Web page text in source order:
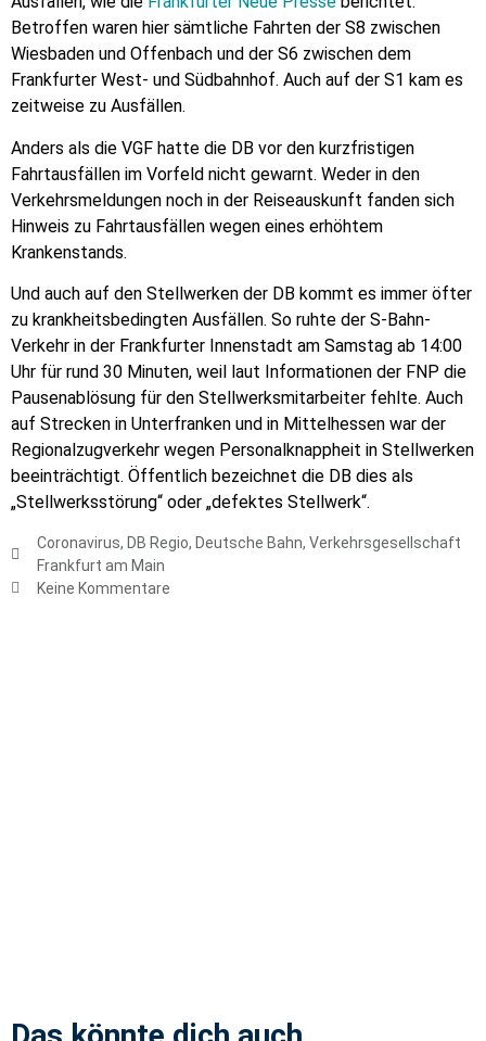
Betroffen waren hier sämtliche Fahrten der S8 zwischen
Wiesbaden und Offenbach und der S6 zwischen dem
Frankfurter West- und Südbahnhof. Auch auf der S1 kam es
zeitweise zu Ausfällen.
Anders als die VGF hatte die DB vor den kurzfristigen
Fahrtausfällen im Vorfeld nicht gewarnt. Weder in den
Verkehrsmeldungen noch in der Reiseauskunft fanden sich
Hinweis zu Fahrtausfällen wegen eines erhöhtem
Krankenstands.
Und auch auf den Stellwerken der DB kommt es immer öfter
zu krankheitsbedingten Ausfällen. So ruhte der S-Bahn-
Verkehr in der Frankfurter Innenstadt am Samstag ab 14:00
Uhr für rund 30 Minuten, weil laut Informationen der FNP die
Pausenablösung für den Stellwerksmitarbeiter fehlte. Auch
auf Strecken in Unterfranken und in Mittelhessen war der
Regionalzugverkehr wegen Personalknappheit in Stellwerken
beeinträchtigt. Öffentlich bezeichnet die DB dies als
„Stellwerksstörung“ oder „defektes Stellwerk“.
Coronavirus, DB Regio, Deutsche Bahn, Verkehrsgesellschaft
Frankfurt am Main
Keine Kommentare